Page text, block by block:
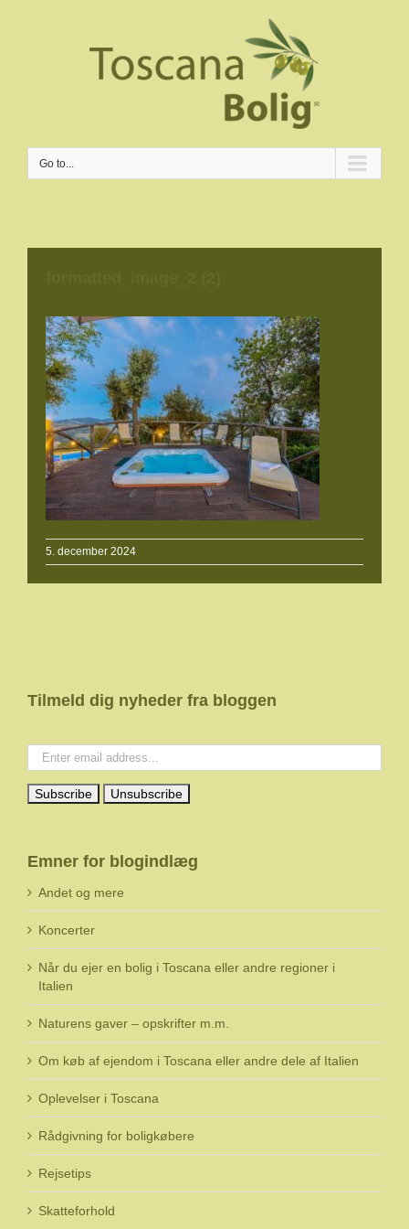
Go to...
5. december 2024
Tilmeld dig nyheder fra bloggen
Emner for blogindlæg
Andet og mere
Koncerter
Når du ejer en bolig i Toscana eller andre regioner i
Italien
Naturens gaver – opskrifter m.m.
Om køb af ejendom i Toscana eller andre dele af Italien
Oplevelser i Toscana
Rådgivning for boligkøbere
Rejsetips
Skatteforhold